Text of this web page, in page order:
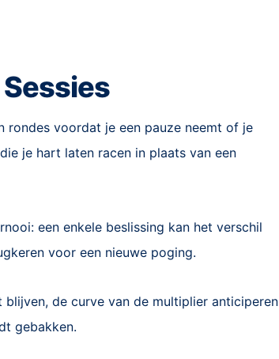
rondes voordat je een pauze neemt of je
je hart laten racen in plaats van een
een enkele beslissing kan het verschil
voor een nieuwe poging.
de curve van de multiplier anticiperen
gebakken.